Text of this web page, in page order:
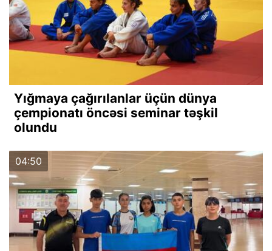
Yığmaya çağırılanlar üçün dünya
çempionatı öncəsi seminar təşkil
olundu
04:50